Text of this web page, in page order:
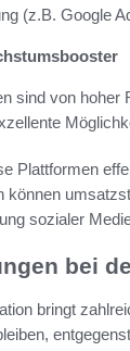
(z.B. Google
sind von
Plattformen
können
sozialer
bei
bringt